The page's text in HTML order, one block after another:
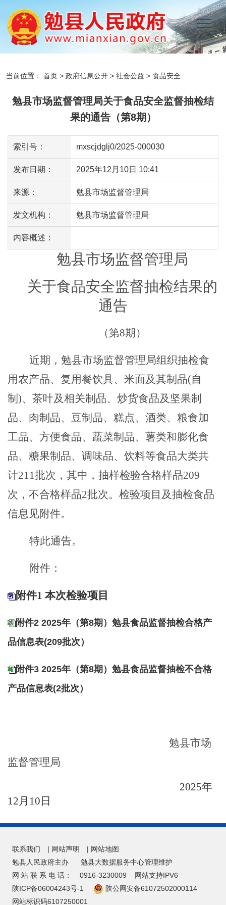
当前位置： 首页 > 政府信息公开 > 社会公益 > 食品安全
勉县市场监督管理局关于食品安全监督抽检结
果的通告（第8期）
索引号： mxscjdglj0/2025-000030
发布日期： 2025年12月10日 10:41
来源： 勉县市场监督管理局
发文机构： 勉县市场监督管理局
内容概述：
勉县市场监督管理局
关于食品安全监督抽检结果的
通告
（第8期）
近期，勉县市场监督管理局组织抽检食
用农产品、 复用餐饮具、 米面及其制品(自
制 )、 茶叶及相关制品、 炒货食品及坚果制
品、 肉制品、豆制品、糕点、酒类、 粮食加
工品、 方便食品、 蔬菜制品、薯类和膨化食
品、 糖果制品、 调味品、 饮料等食品大类共
计211批次 ，其中，抽样检验合格样品209
次，不合格样品2批次。检验项目及抽检食品
信息见附件。
特此通告。
附件：
附件1 本次检验项目
附件2 2025年（第8期）勉县食品监督抽检合格产
品信息表(209批次）
附件3 2025年（第8期）勉县食品监督抽检不合格
产品信息表(2批次）
勉县市场
监督管理局
2025年
12月 10 日
联系我们 | 网站声明 | 网站地图
勉县人民政府主办
勉县大数据服务中心管理维护
网 站 联 系 电 话：
0916-3230009
网站支持IPV6
陕ICP备06004243号-1
陕公网安备61072502000114
网站标识码6107250001